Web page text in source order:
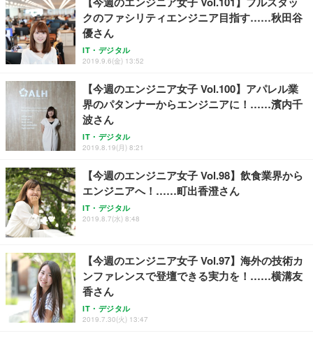
クのファシリティエンジニア目指す……秋田谷
優さん
IT・デジタル
2019.9.6(金) 13:52
【今週のエンジニア女子 Vol.100】アパレル業
界のパタンナーからエンジニアに！……濱内千
波さん
IT・デジタル
2019.8.19(月) 8:21
【今週のエンジニア女子 Vol.98】飲食業界から
エンジニアへ！……町出香澄さん
IT・デジタル
2019.8.7(水) 8:48
【今週のエンジニア女子 Vol.97】海外の技術カ
ンファレンスで登壇できる実力を！……横溝友
香さん
IT・デジタル
2019.7.30(火) 13:47